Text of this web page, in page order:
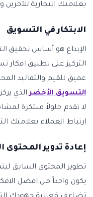
بعلامتك التجارية للآخرين
الابتكار في التسويق
الإبداع هو أساس تحقيق
التركيز على تطبيق
عميق للقيم والتقاليد
التسويق الأخضرالذي
لا تقدم حلولاً مبتكرة
ارتباط العملاء بعلامتك
إعادة تدوير المحتوى
تطوير المحتوى السابق
يكون واحداً من افضل